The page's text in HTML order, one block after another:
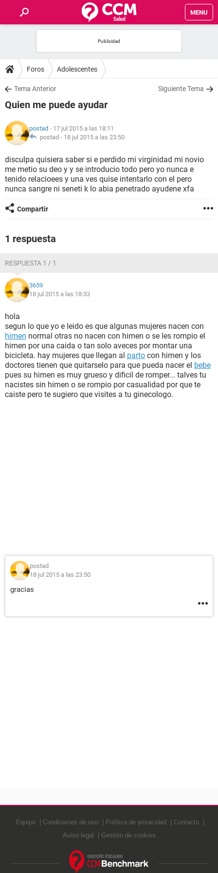
MENU
FOROS
SALUD
FAMILIA
NUTRICIÓN
BIENESTAR
SEXUALIDAD
GLOSARIO
Foros Adolescentes
Tema Anterior Siguiente Tema
Quien me puede ayudar
postad - 17 jul 2015 a las 18:11
postad - 18 jul 2015 a las 23:50
disculpa quisiera saber si e perdido mi virginidad mi novio
me metio su deo y y se introducio todo pero yo nunca e
tenido relacioees y una ves quise intentarlo con el pero
nunca sangre ni seneti k lo abia penetrado ayudene xfa
Compartir
1 respuesta
RESPUESTA 1 / 1
3659
18 jul 2015 a las 18:33
hola
segun lo que yo e leido es que algunas mujeres nacen con
himen normal otras no nacen con himen o se les rompio el
himen por una caida o tan solo aveces por montar una
bicicleta. hay mujeres que llegan al parto con himen y los
doctores tienen que quitarselo para que pueda nacer el bebe
pues su himen es muy grueso y dificil de romper... talves tu
nacistes sin himen o se rompio por casualidad por que te
caiste pero te sugiero que visites a tu ginecologo.
postad
18 jul 2015 a las 23:50
gracias
Equipo Condiciones de uso Política de privacidad
Contacto
Aviso legal
Gestión de cookies